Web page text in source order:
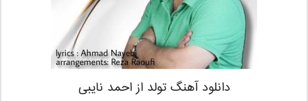
دانلود آهنگ تولد از احمد نایبی